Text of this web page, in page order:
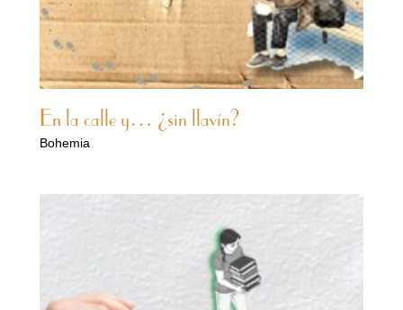
En la calle y… ¿sin llavín?
Bohemia